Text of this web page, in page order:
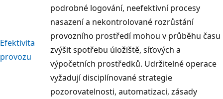
Efektivita
provozu
podrobné logování, neefektivní procesy
nasazení a nekontrolované rozrůstání
provozního prostředí mohou v průběhu času
zvýšit spotřebu úložiště, síťových a
výpočetních prostředků. Udržitelné operace
vyžadují disciplínované strategie
pozorovatelnosti, automatizaci, zásady